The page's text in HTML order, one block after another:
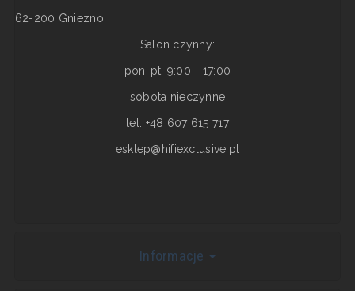
62-200 Gniezno
Salon czynny:
pon-pt: 9:00 - 17:00
sobota nieczynne
tel. +48 607 615 717
esklep@hifiexclusive.pl
Informacje